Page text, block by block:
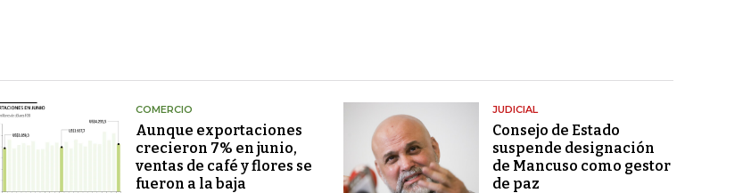
COMERCIO
Aunque exportaciones
crecieron 7% en junio,
ventas de café y flores se
fueron a la baja
JUDICIAL
Consejo de Estado
suspende designación
de Mancuso como gestor
de paz